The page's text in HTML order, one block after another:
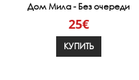
Дом Мила - Без очереди
25€
КУПИТЬ